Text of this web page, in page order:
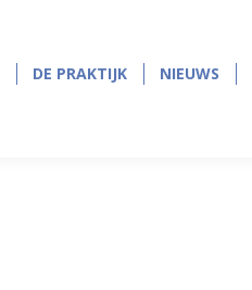
DE PRAKTIJK NIEUWS
DE PRAKTIJK NIEUWS